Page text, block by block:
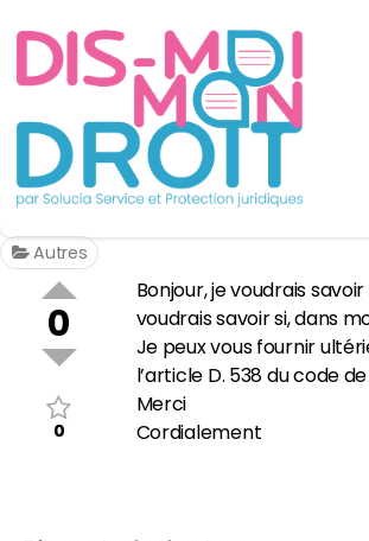
Autres
0
0
Bonjour, je voudrais
voudrais savoir si, dans
Je peux vous fournir
l’article D. 538 du code
Merci
Cordialement